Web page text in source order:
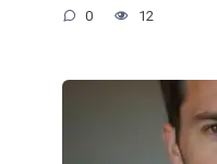
0 12